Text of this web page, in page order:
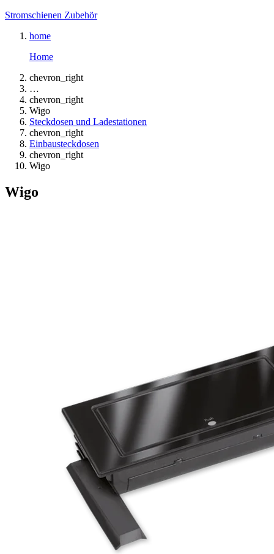
Stromschienen Zubehör
home
Home
chevron_right
…
chevron_right
Wigo
Steckdosen und Ladestationen
chevron_right
Einbausteckdosen
chevron_right
Wigo
Wigo